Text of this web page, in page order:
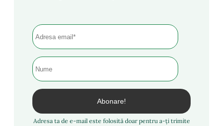
Adresa ta de e-mail este folosită doar pentru a-ți trimite